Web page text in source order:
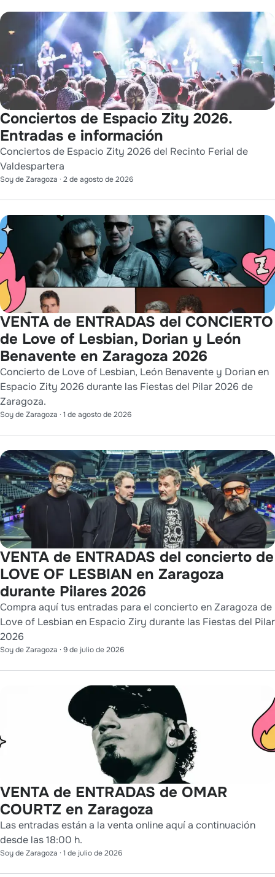
Conciertos de Espacio Zity 2026.
Entradas e información
Conciertos de Espacio Zity 2026 del Recinto Ferial de
Valdespartera
Soy de Zaragoza · 2 de agosto de 2026
VENTA de ENTRADAS del CONCIERTO
de Love of Lesbian, Dorian y León
Benavente en Zaragoza 2026
Concierto de Love of Lesbian, León Benavente y Dorian en
Espacio Zity 2026 durante las Fiestas del Pilar 2026 de
Zaragoza.
Soy de Zaragoza · 1 de agosto de 2026
VENTA de ENTRADAS del concierto de
LOVE OF LESBIAN en Zaragoza
durante Pilares 2026
Compra aquí tus entradas para el concierto en Zaragoza de
Love of Lesbian en Espacio Ziry durante las Fiestas del Pilar
2026
Soy de Zaragoza · 9 de julio de 2026
VENTA de ENTRADAS de OMAR
COURTZ en Zaragoza
Las entradas están a la venta online aquí a continuación
desde las 18:00 h.
Soy de Zaragoza · 1 de julio de 2026